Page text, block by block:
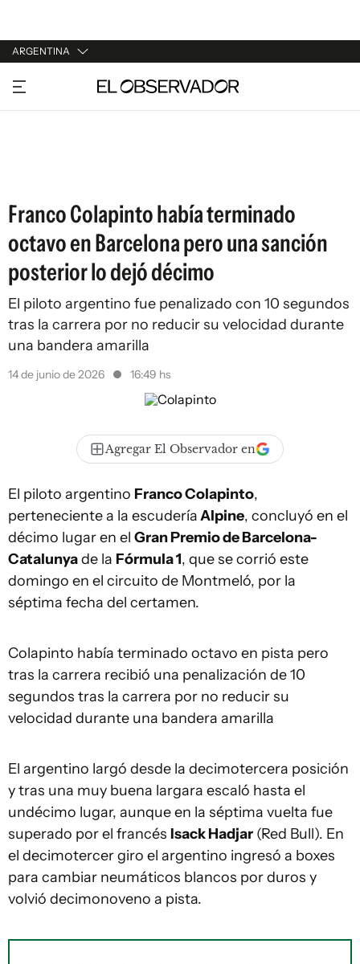
ARGENTINA
URUGUAY
ARGENTINA
Franco Colapinto había terminado
octavo en Barcelona pero una sanción
posterior lo dejó décimo
El piloto argentino fue penalizado con 10 segundos
tras la carrera por no reducir su velocidad durante
una bandera amarilla
14 de junio de 2026 16:49 hs
Agregar El Observador en
El piloto argentino Franco Colapinto,
perteneciente a la escuderíaAlpine, concluyó en el
décimo lugar en el Gran Premio de Barcelona-
Catalunyade la Fórmula 1, que se corrió este
domingo en el circuito de Montmeló, por la
séptima fecha del certamen.
Colapinto había terminado octavo en pista pero
tras la carrera recibió una penalización de 10
segundos tras la carrera por no reducir su
velocidad durante una bandera amarilla
El argentino largó desde la decimotercera posición
y tras una muy buena largara escaló hasta el
undécimo lugar, aunque en la séptima vuelta fue
superado por el francés Isack Hadjar (Red Bull). En
el decimotercer giro el argentino ingresó a boxes
para cambiar neumáticos blancos por duros y
volvió decimonoveno a pista.